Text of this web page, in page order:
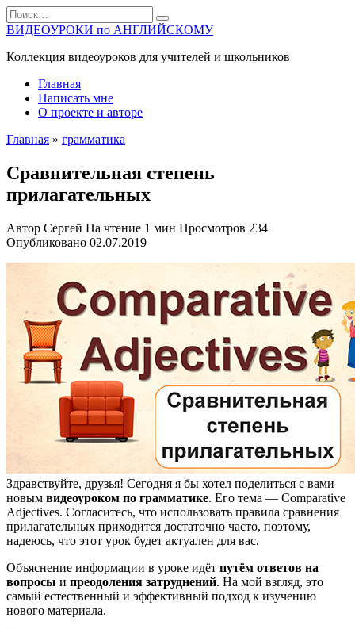
Перейти
к
содержанию
Search
for:
ВИДЕОУРОКИ по АНГЛИЙСКОМУ
Коллекция видеоуроков для учителей и школьников
Главная
Написать мне
О проекте и авторе
Главная » грамматика
Сравнительная степень
прилагательных
Автор Сергей На чтение 1 мин Просмотров 234
Опубликовано 02.07.2019
Здравствуйте, друзья! Сегодня я бы хотел поделиться с вами
новым видеоуроком по грамматике. Его тема — Comparative
Adjectives. Согласитесь, что использовать правила сравнения
прилагательных приходится достаточно часто, поэтому,
надеюсь, что этот урок будет актуален для вас.
Объяснение информации в уроке идёт путём ответов на
вопросы и преодоления затруднений. На мой взгляд, это
самый естественный и эффективный подход к изучению
нового материала.